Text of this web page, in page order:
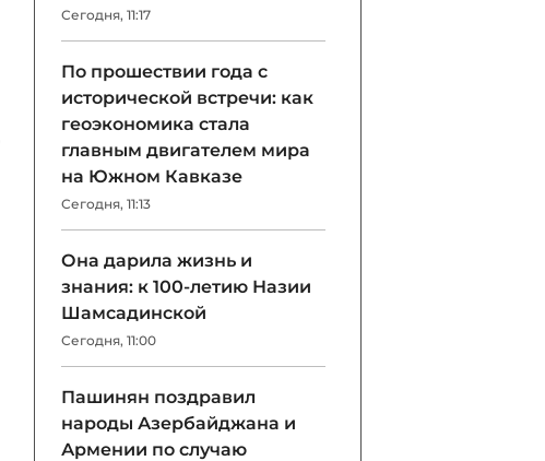
Сегодня, 11:17
По прошествии года с
исторической встречи: как
геоэкономика стала
главным двигателем мира
на Южном Кавказе
Сегодня, 11:13
Она дарила жизнь и
знания: к 100-летию Назии
Шамсадинской
Сегодня, 11:00
Пашинян поздравил
народы Азербайджана и
Армении по случаю